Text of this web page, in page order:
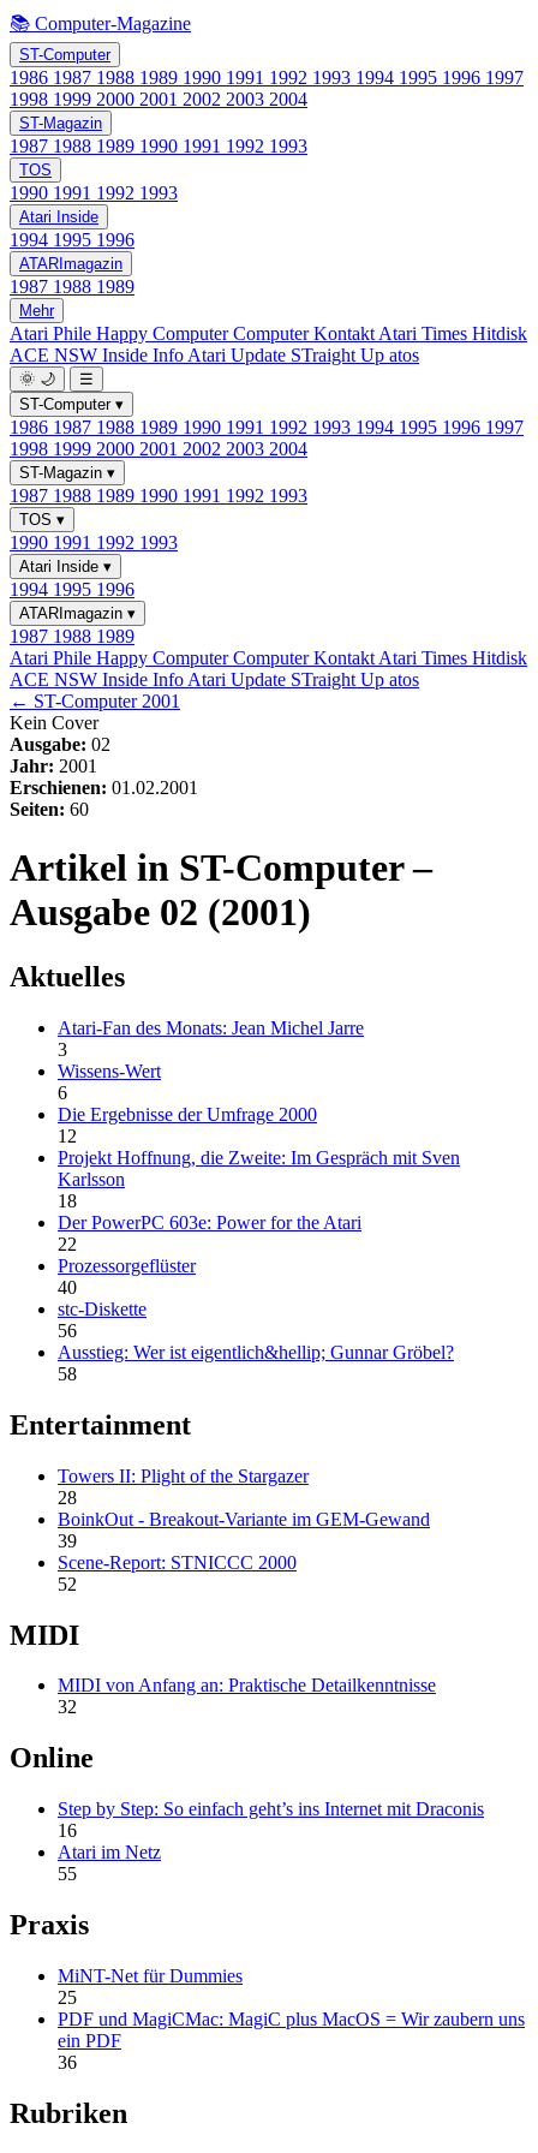
📚 Computer-Magazine
ST-Computer
1986 1987 1988 1989 1990 1991 1992 1993 1994 1995 1996 1997
1998 1999 2000 2001 2002 2003 2004
ST-Magazin
1987 1988 1989 1990 1991 1992 1993
TOS
1990 1991 1992 1993
Atari Inside
1994 1995 1996
ATARImagazin
1987 1988 1989
Mehr
Atari Phile Happy ComputerComputer Kontakt Atari Times Hitdisk
ACE NSW Inside Info Atari Update STraight Up atos
🌞 🌙
☰
ST-Computer ▾
1986 1987 1988 1989 1990 1991 1992 1993 1994 1995 1996 1997
1998 1999 2000 2001 2002 2003 2004
ST-Magazin ▾
1987 1988 1989 1990 1991 1992 1993
TOS ▾
1990 1991 1992 1993
Atari Inside ▾
1994 1995 1996
ATARImagazin ▾
1987 1988 1989
Atari Phile Happy ComputerComputer Kontakt Atari Times Hitdisk
ACE NSW Inside Info Atari Update STraight Up atos
← ST-Computer 2001
Kein Cover
Ausgabe: 02
Jahr: 2001
Erschienen: 01.02.2001
Seiten: 60
Artikel in ST-Computer –
Ausgabe 02 (2001)
Aktuelles
Atari-Fan des Monats: Jean Michel Jarre
3
Wissens-Wert
6
Die Ergebnisse der Umfrage 2000
12
Projekt Hoffnung, die Zweite: Im Gespräch mit Sven
Karlsson
18
Der PowerPC 603e: Power for the Atari
22
Prozessorgeflüster
40
stc-Diskette
56
Ausstieg: Wer ist eigentlich&hellip; Gunnar Gröbel?
58
Entertainment
Towers II: Plight of the Stargazer
28
BoinkOut - Breakout-Variante im GEM-Gewand
39
Scene-Report: STNICCC 2000
52
MIDI
MIDI von Anfang an: Praktische Detailkenntnisse
32
Online
Step by Step: So einfach geht’s ins Internet mit Draconis
16
Atari im Netz
55
Praxis
MiNT-Net für Dummies
25
PDF und MagiCMac: MagiC plus MacOS = Wir zaubern uns
ein PDF
36
Rubriken